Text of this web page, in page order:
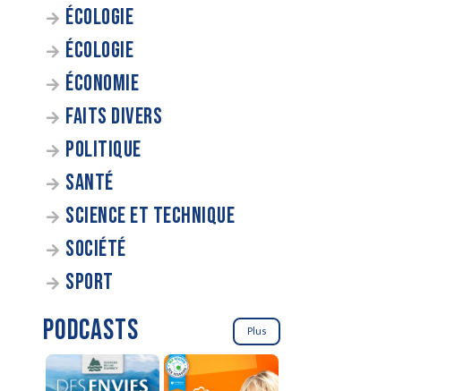
ÉCOLOGIE
ÉCOLOGIE
ÉCONOMIE
FAITS DIVERS
POLITIQUE
SANTÉ
SCIENCE ET TECHNIQUE
SOCIÉTÉ
SPORT
PODCASTS Plus